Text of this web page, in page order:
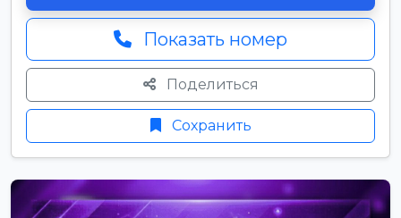
Показать номер
Поделиться
Сохранить